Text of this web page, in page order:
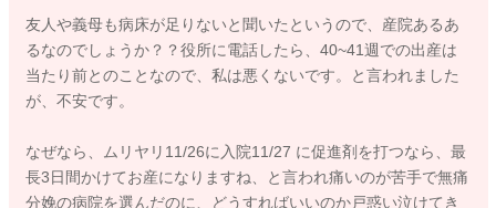
友人や義母も病床が足りないと聞いたというので、産院あるあ
るなのでしょうか？？役所に電話したら、40~41週での出産は
当たり前とのことなので、私は悪くないです。と言われました
が、不安です。
なぜなら、ムリヤリ11/26に入院11/27 に促進剤を打つなら、最
長3日間かけてお産になりますね、と言われ痛いのが苦手で無痛
分娩の病院を選んだのに、どうすればいいのか戸惑い泣けてき